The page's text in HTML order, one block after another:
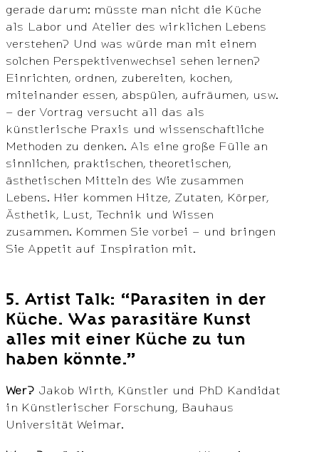
gerade darum: müsste man nicht die Küche
als Labor und Atelier des wirklichen Lebens
verstehen? Und was würde man mit einem
solchen Perspektivenwechsel sehen lernen?
Einrichten, ordnen, zubereiten, kochen,
miteinander essen, abspülen, aufräumen, usw.
– der Vortrag versucht all das als
künstlerische Praxis und wissenschaftliche
Methoden zu denken. Als eine große Fülle an
sinnlichen, praktischen, theoretischen,
ästhetischen Mitteln des Wie zusammen
Lebens. Hier kommen Hitze, Zutaten, Körper,
Ästhetik, Lust, Technik und Wissen
zusammen. Kommen Sie vorbei – und bringen
Sie Appetit auf Inspiration mit.
5. Artist Talk: “Parasiten in der
Küche. Was parasitäre Kunst
alles mit einer Küche zu tun
haben könnte.”
Wer? Jakob Wirth, Künstler und PhD Kandidat
in Künstlerischer Forschung, Bauhaus
Universität Weimar.